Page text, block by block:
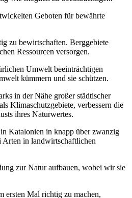
alleine genießen zu können. Wir
wie möglich zu beeinträchtigen.
Geboten für bewährte
zu bewirtschaften. Berggebiete
Ressourcen versorgen.
Umwelt beeinträchtigen
kümmern und sie schützen.
in der Nähe großer städtischer
Klimaschutzgebiete, verbessern die
ihres Naturwertes.
Katalonien in knapp über zwanzig
Arten in landwirtschaftlichen
zur Natur aufbauen, wobei wir sie